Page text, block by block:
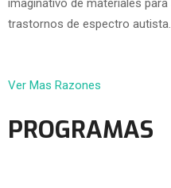
imaginativo de materiales
trastornos de espectro autista.
Ver Mas Razones
PROGRAMAS